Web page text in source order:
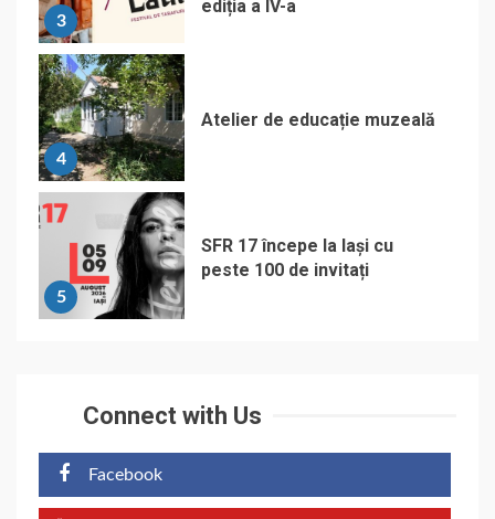
3
ediția a IV-a
4
Atelier de educație muzeală
5
SFR 17 începe la Iași cu
peste 100 de invitați
Connect with Us
Facebook